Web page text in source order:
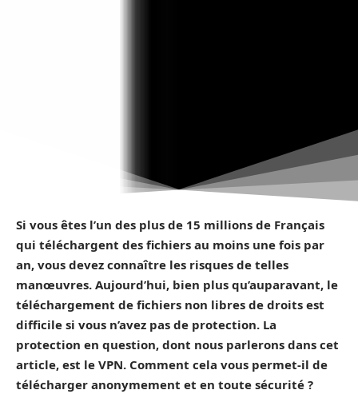
Si vous êtes l’un des plus de 15 millions de Français
qui téléchargent des fichiers au moins une fois par
an, vous devez connaître les risques de telles
manœuvres. Aujourd’hui, bien plus qu’auparavant, le
téléchargement de fichiers non libres de droits est
difficile si vous n’avez pas de protection. La
protection en question, dont nous parlerons dans cet
article, est le VPN. Comment cela vous permet-il de
télécharger anonymement et en toute sécurité ?